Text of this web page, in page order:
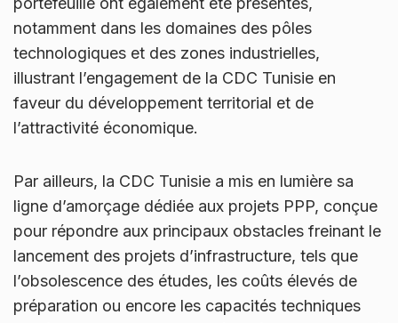
notamment dans les domaines des pôles
technologiques et des zones industrielles,
illustrant l’engagement de la CDC Tunisie en
faveur du développement territorial et de
l’attractivité économique.
Par ailleurs, la CDC Tunisie a mis en lumière sa
ligne d’amorçage dédiée aux projets PPP, conçue
pour répondre aux principaux obstacles freinant le
lancement des projets d’infrastructure, tels que
l’obsolescence des études, les coûts élevés de
préparation ou encore les capacités techniques